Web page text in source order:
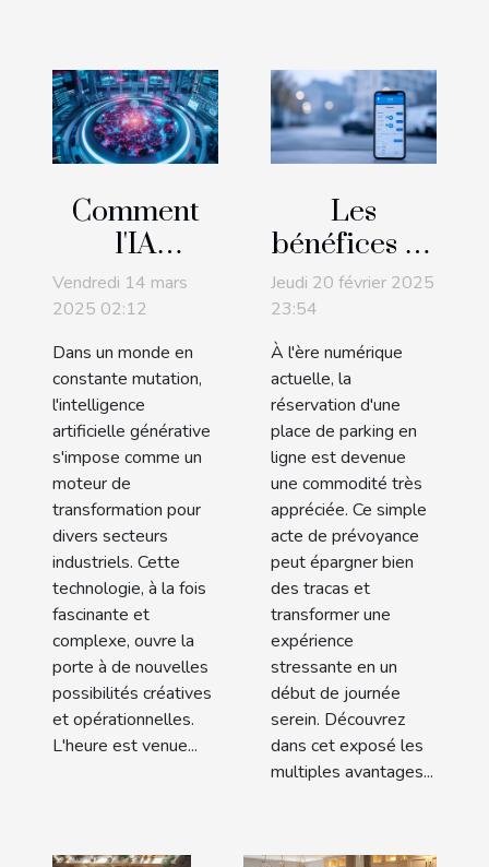
Comment
l'IA
générative
transforme-
t-elle les
industries
modernes ?
Vendredi 14 mars
2025 02:12
Dans un monde en
constante mutation,
l'intelligence
artificielle générative
s'impose comme un
moteur de
transformation pour
divers secteurs
industriels. Cette
technologie, à la fois
fascinante et
complexe, ouvre la
porte à de nouvelles
possibilités créatives
et opérationnelles.
L'heure est venue...
Les
bénéfices de
réserver
votre place
de parking
en ligne
Jeudi 20 février 2025
23:54
À l'ère numérique
actuelle, la
réservation d'une
place de parking en
ligne est devenue
une commodité très
appréciée. Ce simple
acte de prévoyance
peut épargner bien
des tracas et
transformer une
expérience
stressante en un
début de journée
serein. Découvrez
dans cet exposé les
multiples avantages...